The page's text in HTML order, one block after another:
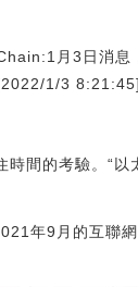
月3日消
1/3 8:21:45]
間的考驗。“
年9月的互聯